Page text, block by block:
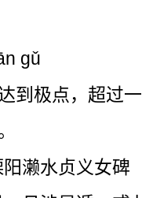
gǔ
到极点，超过一
阳濑水贞义女碑